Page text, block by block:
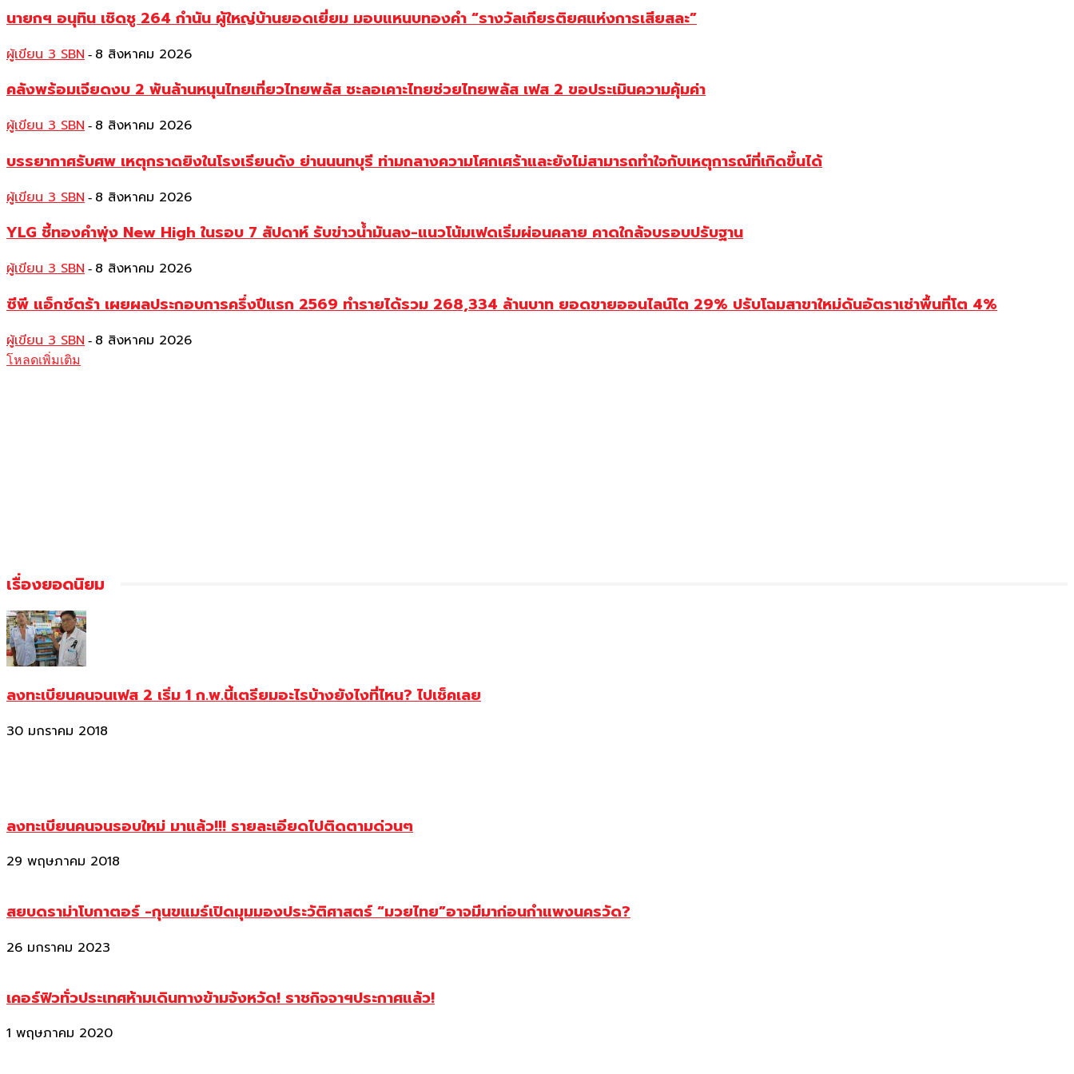
นายกฯ อนุทิน เชิดชู 264 กำนัน ผู้ใหญ่บ้านยอดเยี่ยม มอบแหนบทองคำ “รางวัลเกียรติยศแห่งการเสียสละ”
ผู้เขียน 3 SBN - 8 สิงหาคม 2026
คลังพร้อมเจียดงบ 2 พันล้านหนุนไทยเที่ยวไทยพลัส ชะลอเคาะไทยช่วยไทยพลัส เฟส 2 ขอประเมินความคุ้มค่า
ผู้เขียน 3 SBN - 8 สิงหาคม 2026
บรรยากาศรับศพ เหตุกราดยิงในโรงเรียนดัง ย่านนนทบุรี ท่ามกลางความโศกเศร้าและยังไม่สามารถทำใจกับเหตุการณ์ที่เกิดขึ้นได้
ผู้เขียน 3 SBN - 8 สิงหาคม 2026
YLG ชี้ทองคำพุ่ง New High ในรอบ 7 สัปดาห์ รับข่าวน้ำมันลง-แนวโน้มเฟดเริ่มผ่อนคลาย คาดใกล้จบรอบปรับฐาน
ผู้เขียน 3 SBN - 8 สิงหาคม 2026
ซีพี แอ็กซ์ตร้า เผยผลประกอบการครึ่งปีแรก 2569 ทำรายได้รวม 268,334 ล้านบาท ยอดขายออนไลน์โต 29% ปรับโฉมสาขาใหม่ดันอัตราเช่าพื้นที่โต 4%
ผู้เขียน 3 SBN - 8 สิงหาคม 2026
โหลดเพิ่มเติม
เรื่องยอดนิยม
ลงทะเบียนคนจนเฟส 2 เริ่ม 1 ก.พ.นี้เตรียมอะไรบ้างยังไงที่ไหน? ไปเช็คเลย
30 มกราคม 2018
ลงทะเบียนคนจนรอบใหม่ มาแล้ว!!! รายละเอียดไปติดตามด่วนๆ
29 พฤษภาคม 2018
สยบดราม่าโบกาตอร์ -กุนขแมร์เปิดมุมมองประวัติศาสตร์ “มวยไทย”อาจมีมาก่อนกำแพงนครวัด?
26 มกราคม 2023
เคอร์ฟิวทั่วประเทศห้ามเดินทางข้ามจังหวัด! ราชกิจจาฯประกาศแล้ว!
1 พฤษภาคม 2020